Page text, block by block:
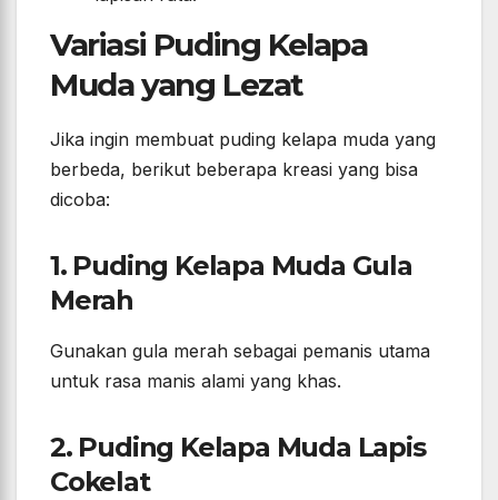
Variasi Puding Kelapa
Muda yang Lezat
Jika ingin membuat puding kelapa muda yang
berbeda, berikut beberapa kreasi yang bisa
dicoba:
1. Puding Kelapa Muda Gula
Merah
Gunakan gula merah sebagai pemanis utama
untuk rasa manis alami yang khas.
2. Puding Kelapa Muda Lapis
Cokelat